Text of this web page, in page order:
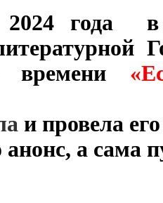
2024 года
времени
и провела его
анонс, а сама